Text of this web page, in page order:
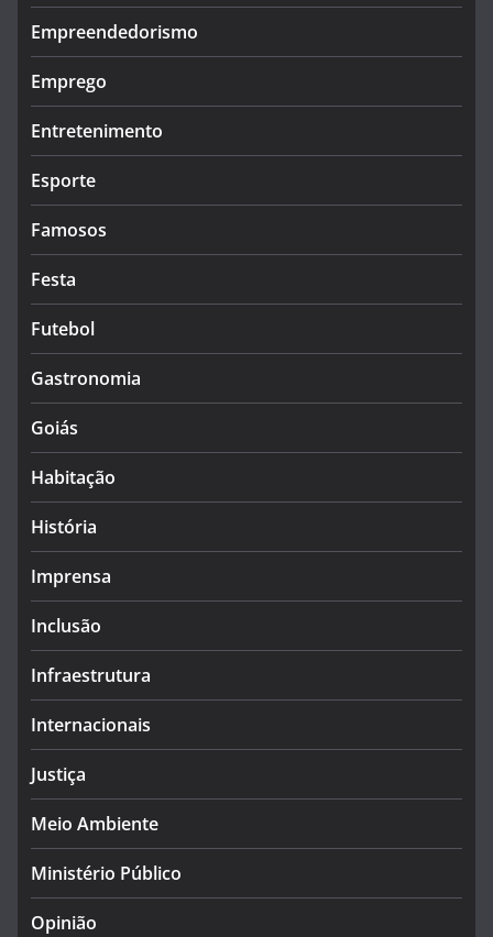
Empreendedorismo
Emprego
Entretenimento
Esporte
Famosos
Festa
Futebol
Gastronomia
Goiás
Habitação
História
Imprensa
Inclusão
Infraestrutura
Internacionais
Justiça
Meio Ambiente
Ministério Público
Opinião